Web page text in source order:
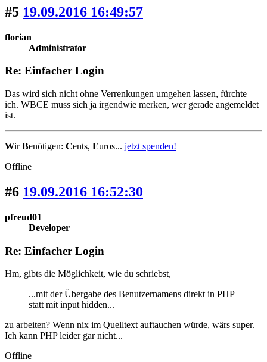
#5 19.09.2016 16:49:57
florian
Administrator
Re: Einfacher Login
Das wird sich nicht ohne Verrenkungen umgehen lassen, fürchte
ich. WBCE muss sich ja irgendwie merken, wer gerade angemeldet
ist.
WirBenötigen: Cents, Euros... jetzt spenden!
Offline
#6 19.09.2016 16:52:30
pfreud01
Developer
Re: Einfacher Login
Hm, gibts die Möglichkeit, wie du schriebst,
...mit der Übergabe des Benutzernamens direkt in PHP
statt mit input hidden...
zu arbeiten? Wenn nix im Quelltext auftauchen würde, wärs super.
Ich kann PHP leider gar nicht...
Offline